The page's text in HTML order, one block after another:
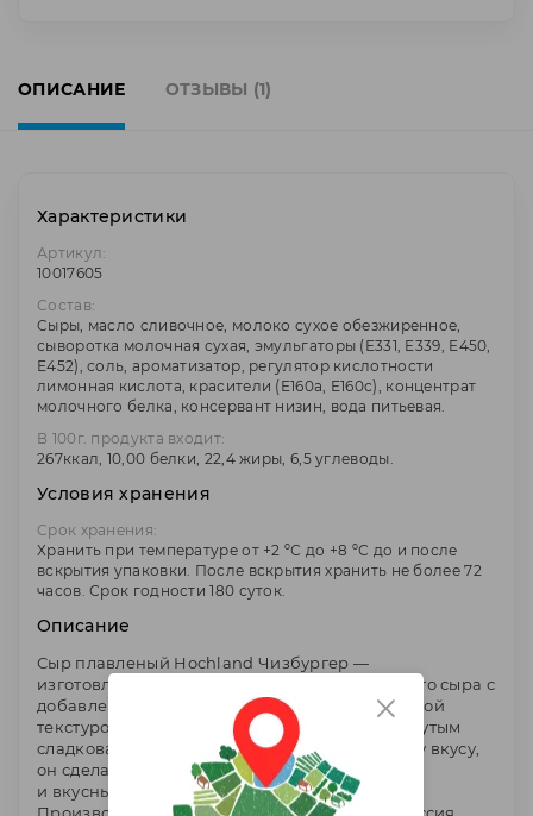
ОПИСАНИЕ ОТЗЫВЫ (1)
Характеристики
Артикул:
10017605
Состав:
Cыры, масло сливочное, молоко сухое обезжиренное,
сыворотка молочная сухая, эмульгаторы (Е331, Е339, Е450,
Е452), соль, ароматизатор, регулятор кислотности
лимонная кислота, красители (Е160а, Е160с), концентрат
молочного белка, консервант низин, вода питьевая.
В 100г. продукта входит:
267ккал, 10,00 белки, 22,4 жиры, 6,5 углеводы.
Условия хранения
Срок хранения:
Хранить при температуре от +2 ºС до +8 ºС до и после
вскрытия упаковки. После вскрытия хранить не более 72
часов. Срок годности 180 суток.
Описание
Сыр плавленый Hochland Чизбургер —
изготовленный из классического натурального сыра с
добавлением сыра Чеддер, он обладает нежной
текстурой и аппетитным ароматом, подчеркнутым
сладковатой ноткой. Благодаря насыщенному вкусу,
он сделает каждое блюдо более ароматным
и вкусным.